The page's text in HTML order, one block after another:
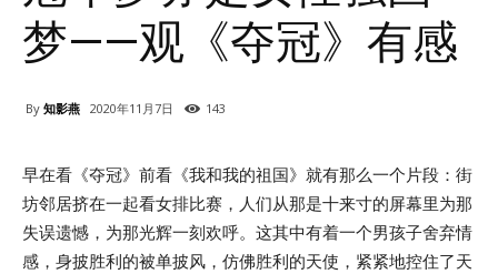
梦——观《夺冠》有感
By 知影燕 2020年11月7日 143
早在看《夺冠》前看《我和我的祖国》就有那么一个片段：街
坊邻居挤在一起看女排比赛，人们从那是十来寸的屏幕里为那
失误遗憾，为那光辉一刻欢呼。这其中有着一个男孩子舍弃情
感，身披胜利的被单披风，仿佛胜利的天使，紧紧地控住了天